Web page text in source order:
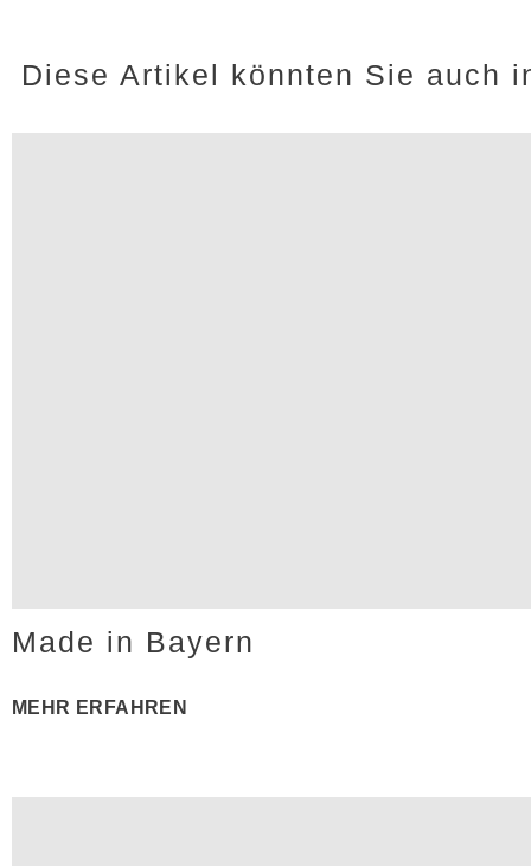
Diese Artikel könnten Sie auch
Made in Bayern
MEHR ERFAHREN